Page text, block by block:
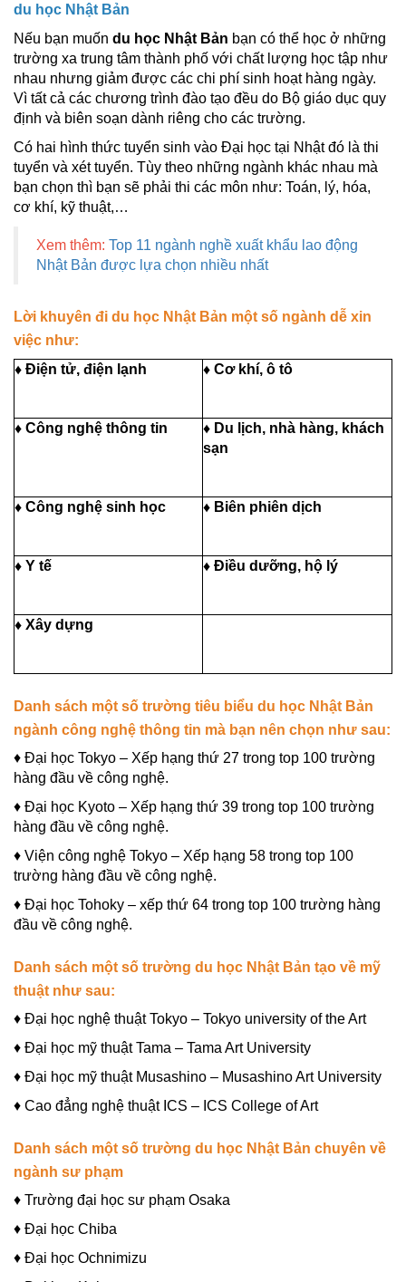
du học Nhật Bản
Nếu bạn muốn du học Nhật Bản bạn có thể học ở những
trường xa trung tâm thành phố với chất lượng học tập như
nhau nhưng giảm được các chi phí sinh hoạt hàng ngày.
Vì tất cả các chương trình đào tạo đều do Bộ giáo dục quy
định và biên soạn dành riêng cho các trường.
Có hai hình thức tuyển sinh vào Đại học tại Nhật đó là thi
tuyển và xét tuyển. Tùy theo những ngành khác nhau mà
bạn chọn thì bạn sẽ phải thi các môn như: Toán, lý, hóa,
cơ khí, kỹ thuật,…
Xem thêm: Top 11 ngành nghề xuất khẩu lao động
Nhật Bản được lựa chọn nhiều nhất
Lời khuyên đi du học Nhật Bản một số ngành dễ xin
việc như:
♦ Điện tử, điện lạnh
♦ Cơ khí, ô tô
♦ Công nghệ thông tin
♦ Du lịch, nhà hàng, khách
sạn
♦ Công nghệ sinh học ♦ Biên phiên dịch
♦ Y tế ♦ Điều dưỡng, hộ lý
♦ Xây dựng
Danh sách một số trường tiêu biểu du học Nhật Bản
ngành công nghệ thông tin mà bạn nên chọn như sau:
♦ Đại học Tokyo – Xếp hạng thứ 27 trong top 100 trường
hàng đầu về công nghệ.
♦ Đại học Kyoto – Xếp hạng thứ 39 trong top 100 trường
hàng đầu về công nghệ.
♦ Viện công nghệ Tokyo – Xếp hạng 58 trong top 100
trường hàng đầu về công nghệ.
♦ Đại học Tohoky – xếp thứ 64 trong top 100 trường hàng
đầu về công nghệ.
Danh sách một số trường du học Nhật Bản tạo về mỹ
thuật như sau:
♦ Đại học nghệ thuật Tokyo – Tokyo university of the Art
♦ Đại học mỹ thuật Tama – Tama Art University
♦ Đại học mỹ thuật Musashino – Musashino Art University
♦ Cao đẳng nghệ thuật ICS – ICS College of Art
Danh sách một số trường du học Nhật Bản chuyên về
ngành sư phạm
♦ Trường đại học sư phạm Osaka
♦ Đại học Chiba
♦ Đại học Ochnimizu